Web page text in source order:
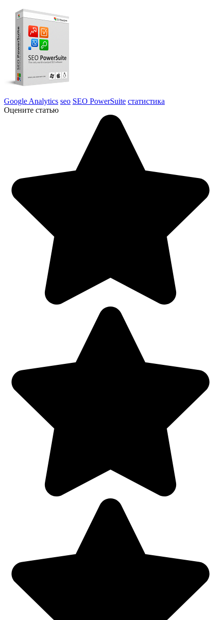
Google Analytics seo SEO PowerSuite статистика
Оцените статью